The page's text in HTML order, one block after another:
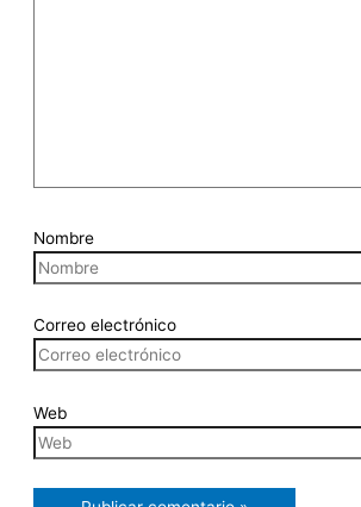
Nombre
Correo electrónico
Web